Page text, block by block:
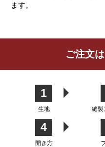
ます。
レビューを書く
生地
ご注文
1
生地 縫製
4
開き方